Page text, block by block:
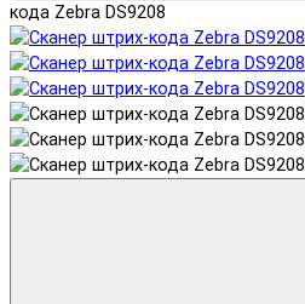
кода Zebra DS9208